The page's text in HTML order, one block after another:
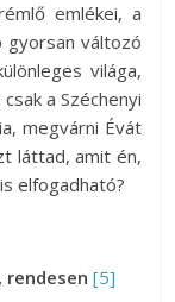
emlékei, a
gyorsan változó
világa,
a Széchenyi
megvárni Évát
láttad, amit én,
elfogadható?
rendesen[5]